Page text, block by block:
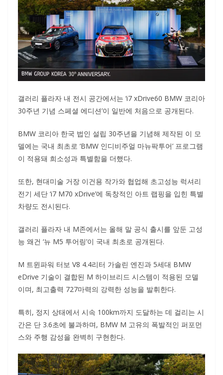
갤러리 플라자 내 전시 공간에서는 ‘i7 xDrive60 BMW 코리아
30주년 기념 스페셜 에디션’이 일반에 처음으로 공개된다.
BMW 코리아 한국 법인 설립 30주년을 기념해 제작된 이 모
델에는 국내 최초로 ‘BMW 인디비주얼 마뉴팍투어’ 프로그램
이 적용돼 희소성과 특별함을 더했다.
또한, 현대미술 거장 이건용 작가와 협업해 초고성능 럭셔리
전기 세단 ‘i7 M70 xDrive’에 독창적인 아트 랩핑을 입힌 특별
차량도 전시된다.
갤러리 플라자 내 M존에서는 올해 말 공식 출시를 앞둔 고성
능 왜건 ‘뉴 M5 투어링’이 국내 최초로 공개된다.
M 트윈파워 터보 V8 4.4리터 가솔린 엔진과 5세대 BMW
eDrive 기술이 결합된 M 하이브리드 시스템이 적용된 모델
이며, 최고출력 727마력의 강력한 성능을 발휘한다.
특히, 정지 상태에서 시속 100km까지 도달하는 데 걸리는 시
간은 단 3.6초에 불과하며, BMW M 고유의 폭발적인 퍼포먼
스와 주행 감성을 완벽히 구현한다.